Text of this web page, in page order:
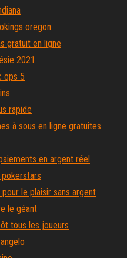
oregon
gratuit en ligne
2021
ops 5
rapide
à sous en ligne gratuites
en argent réel
le plaisir sans argent
le géant
tous les joueurs